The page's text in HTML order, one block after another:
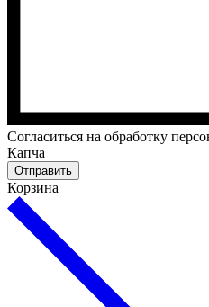
Cогласиться на обработку
Капча
Отправить
Корзина